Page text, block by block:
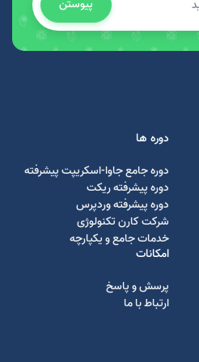
پیوستن
دوره ها
دوره جامع جاوا-اسکریپت پیشرفته
دوره پیشرفته ریکت
دوره پیشرفته وردپرس
شرکت کارن تکنولوژی
خدمات جامع و یکپارچه
امکانات
پرسش و پاسخ
ارتباط با ما